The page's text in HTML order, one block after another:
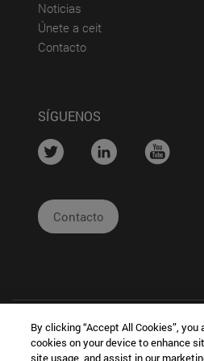
Noticias
Únete a ceit(abre en nueva
Contacto(abre en nueva
SÍGUENOS
.... .... ....
Contacto
By clicking “Accept All Cookies”,
cookies on your device to enhance
site usage, and assist in our